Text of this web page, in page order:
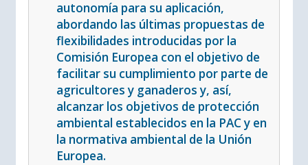
autonomía para su aplicación,
abordando las últimas propuestas de
flexibilidades introducidas por la
Comisión Europea con el objetivo de
facilitar su cumplimiento por parte de
agricultores y ganaderos y, así,
alcanzar los objetivos de protección
ambiental establecidos en la PAC y en
la normativa ambiental de la Unión
Europea.